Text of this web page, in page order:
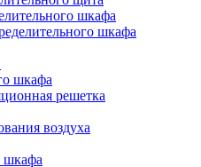
шкафа
шкафа
шкафа
решетка
воздуха
шкафа